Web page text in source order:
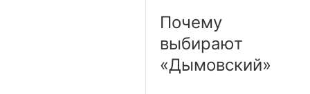
Почему
выбирают
«Дымовский»